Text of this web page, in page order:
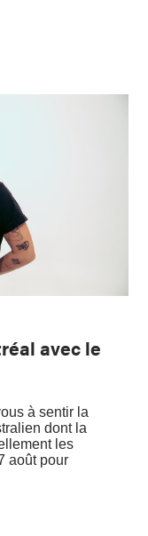
avec le
à sentir la
dont la
les
août pour